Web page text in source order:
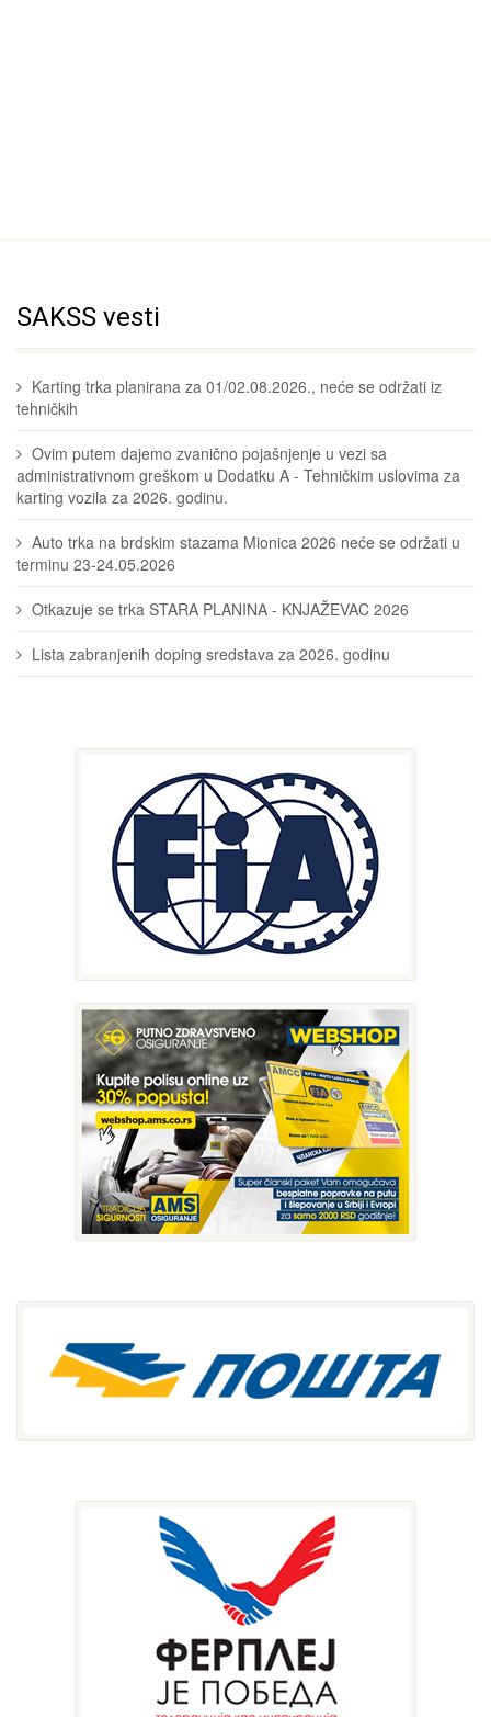
SAKSS vesti
Karting trka planirana za 01/02.08.2026., neće se održati iz
tehničkih
Ovim putem dajemo zvanično pojašnjenje u vezi sa
administrativnom greškom u Dodatku A - Tehničkim uslovima za
karting vozila za 2026. godinu.
Auto trka na brdskim stazama Mionica 2026 neće se održati u
terminu 23-24.05.2026
Otkazuje se trka STARA PLANINA - KNJAŽEVAC 2026
Lista zabranjenih doping sredstava za 2026. godinu